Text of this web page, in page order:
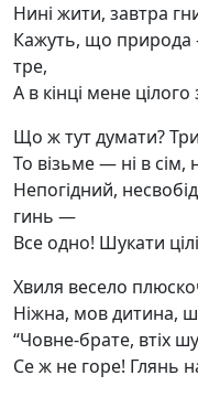
Нині жити, завтра
Кажуть, що природа
тре,
А в кінці мене
Що ж тут думати?
То візьме — ні в
Непогідний,
гинь —
Все одно! Шукати
Хвиля весело
Ніжна, мов дитина,
“Човне-брате, втіх
Се ж не горе! Глянь